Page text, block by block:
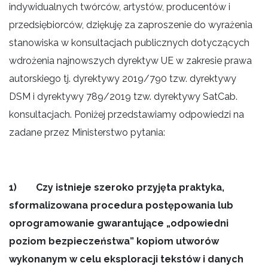
indywidualnych twórców, artystów, producentów i
przedsiębiorców, dziękuję za zaproszenie do wyrażenia
stanowiska w konsultacjach publicznych dotyczących
wdrożenia najnowszych dyrektyw UE w zakresie prawa
autorskiego tj. dyrektywy 2019/790 tzw. dyrektywy
DSM i dyrektywy 789/2019 tzw. dyrektywy SatCab.
konsultacjach. Poniżej przedstawiamy odpowiedzi na
zadane przez Ministerstwo pytania:
1) Czy istnieje szeroko przyjęta praktyka,
sformalizowana procedura postępowania lub
oprogramowanie gwarantujące „odpowiedni
poziom bezpieczeństwa” kopiom utworów
wykonanym w celu eksploracji tekstów i danych